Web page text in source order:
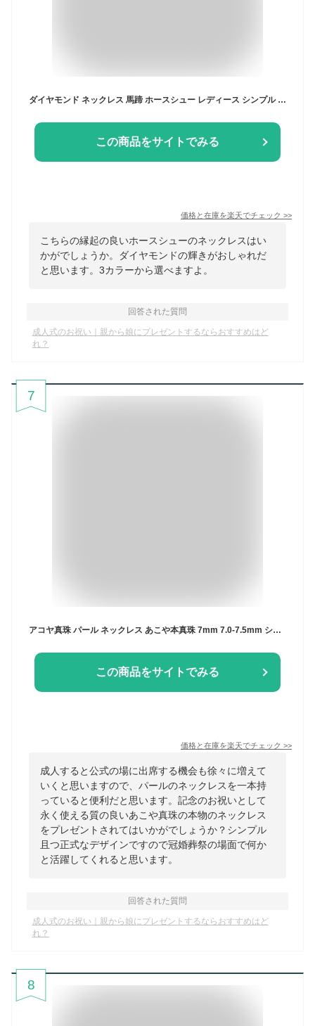
ダイヤモンド ネックレス 馬蹄 ホースシュー レディース シンプル チェーン 45cm 50cm SIクラス ダイヤ シルバー ゴールド ピンクゴールド k18 仕上 金属アレルギー 対応 ネックレス 母の日 クリスマス 誕生日プレゼント 女性 レディース シンプル ジュエリー kikiya
この商品をサイトでみる
価格と在庫を楽天でチェック >>
こちらの縁起の良いホースシューのネックレスはい
かがでしょうか。ダイヤモンドの輝きがおしゃれだ
と思います。3カラーから選べますよ。
回答された質問
成人式のお祝い｜親から娘にプレゼントするならおすすめはど
れ？
7
アコヤ真珠 パール ネックレス あこや本真珠 7mm 7.0-7.5mm シルバー SV 結婚式 葬儀 冠婚葬祭 あこや 真珠 入学式 卒業 プレゼント ギフト 金属アレルギー対応
この商品をサイトでみる
価格と在庫を楽天でチェック >>
成人すると公式の場に出席する機会も徐々に増えて
いくと思いますので、パールのネックレスを一本持
っていると便利だと思います。記念のお祝いとして
永く使える質の良いあこや真珠の本物のネックレス
をプレゼントされてはいかがでしょうか？シンプル
且つ正式なデザインですので冠婚葬祭の場面で何か
と活躍してくれると思います。
回答された質問
成人式のお祝い｜親から娘にプレゼントするならおすすめはど
れ？
8